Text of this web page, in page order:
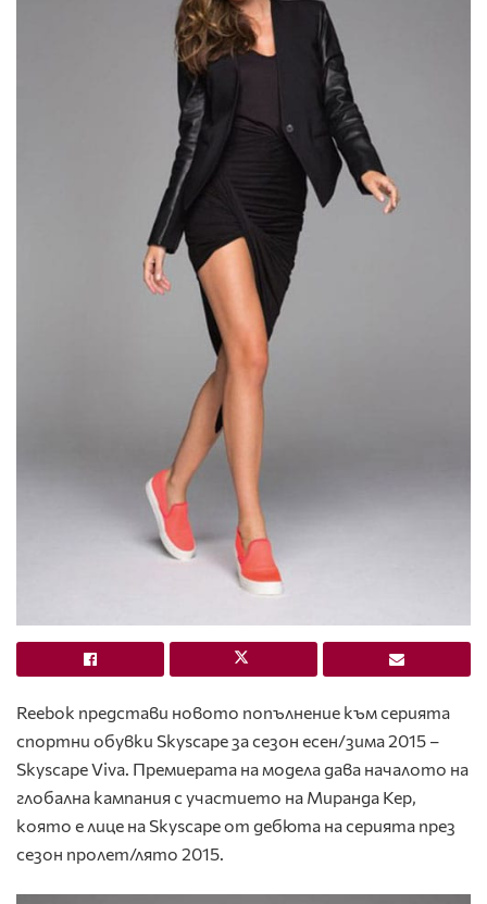
Reebok представи новото попълнение към серията
спортни обувки Skyscape за сезон есен/зима 2015 –
Skyscape Viva. Премиерата на модела дава началото на
глобална кампания с участието на Миранда Кер,
която е лице на Skyscape от дебюта на серията през
сезон пролет/лято 2015.